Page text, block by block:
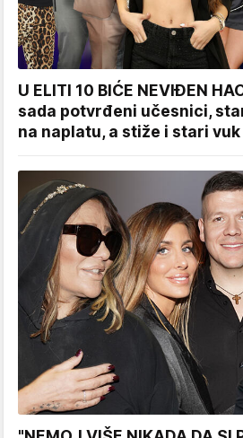
U ELITI 10 BIĆE NEVIĐEN
sada potvrđeni učesnici,
na naplatu, a stiže i stari